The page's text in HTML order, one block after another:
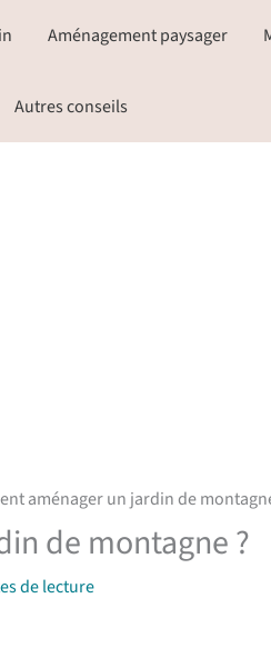
Aménagement paysager
Autres conseils
aménager un jardin de
de montagne ?
de lecture